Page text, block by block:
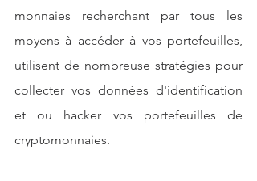
monnaies recherchant par tous les
moyens à accéder à vos portefeuilles,
utilisent de nombreuse stratégies pour
collecter vos données d'identification
et ou hacker vos portefeuilles de
cryptomonnaies.